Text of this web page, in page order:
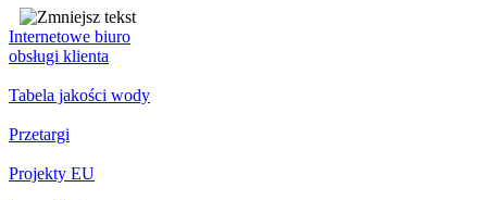
Internetowe biuro
obsługi klienta
Tabela jakości wody
Przetargi
Projekty EU